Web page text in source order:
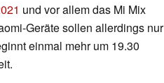
und vor allem das Mi Mix
Geräte sollen allerdings nur
einmal mehr um 19.30